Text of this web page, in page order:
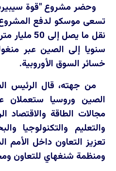
تسعى موسكو لدفع
نقل ما يصل
سنويا إلى الصين عبر
خسائر السوق الأوروبية.
من جهته، قال الرئيس
الصين وروسيا ستعملان
مجالات الطاقة والاقتصاد
والتعليم والتكنولوجيا
تعزيز التعاون داخل
ومنظمة شنغهاي للتعاون